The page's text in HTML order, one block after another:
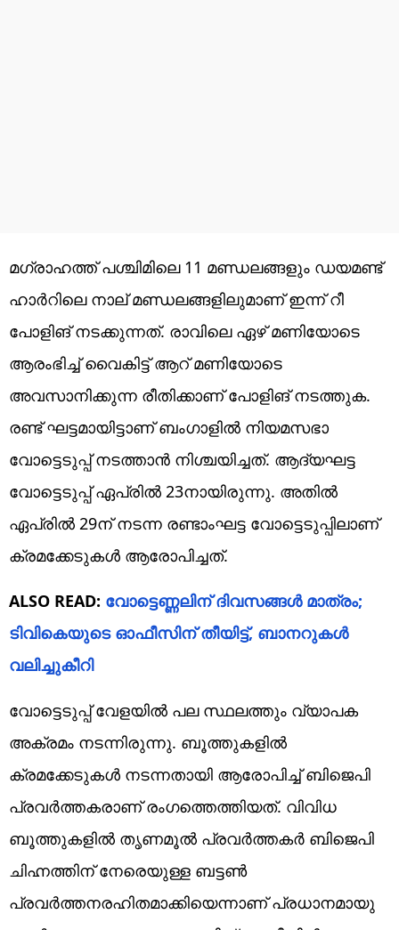
മഗ്രാഹത്ത് പശ്ചിമിലെ 11 മണ്ഡലങ്ങളും ഡയമണ്ട്
ഹാർറിലെ നാല് മണ്ഡലങ്ങളിലുമാണ് ഇന്ന് റീ
പോളിങ് നടക്കുന്നത്. രാവിലെ ഏഴ് മണിയോടെ
ആരംഭിച്ച് വൈകിട്ട് ആറ് മണിയോടെ
അവസാനിക്കുന്ന രീതിക്കാണ് പോളിങ് നടത്തുക.
രണ്ട് ഘട്ടമായിട്ടാണ് ബംഗാളിൽ നിയമസഭാ
വോട്ടെടുപ്പ് നടത്താൻ നിശ്ചയിച്ചത്. ആദ്യഘട്ട
വോട്ടെടുപ്പ് ഏപ്രിൽ 23നായിരുന്നു. അതിൽ
ഏപ്രിൽ 29ന് നടന്ന രണ്ടാംഘട്ട വോട്ടെടുപ്പിലാണ്
ക്രമക്കേടുകൾ ആരോപിച്ചത്.
ALSO READ: വോട്ടെണ്ണലിന് ദിവസങ്ങൾ മാത്രം;
ടിവികെയുടെ ഓഫീസിന് തീയിട്ട്, ബാനറുകൾ
വലിച്ചുകീറി
വോട്ടെടുപ്പ് വേളയിൽ പല സ്ഥലത്തും വ്യാപക
അക്രമം നടന്നിരുന്നു. ബൂത്തുകളിൽ
ക്രമക്കേടുകൾ നടന്നതായി ആരോപിച്ച് ബിജെപി
പ്രവർത്തകരാണ് രം​ഗത്തെത്തിയത്. വിവിധ
ബൂത്തുകളിൽ തൃണമൂൽ പ്രവർത്തകർ ബിജെപി
ചിഹ്നത്തിന് നേരെയുള്ള ബട്ടൺ
പ്രവർത്തനരഹിതമാക്കിയെന്നാണ് പ്രധാനമായു